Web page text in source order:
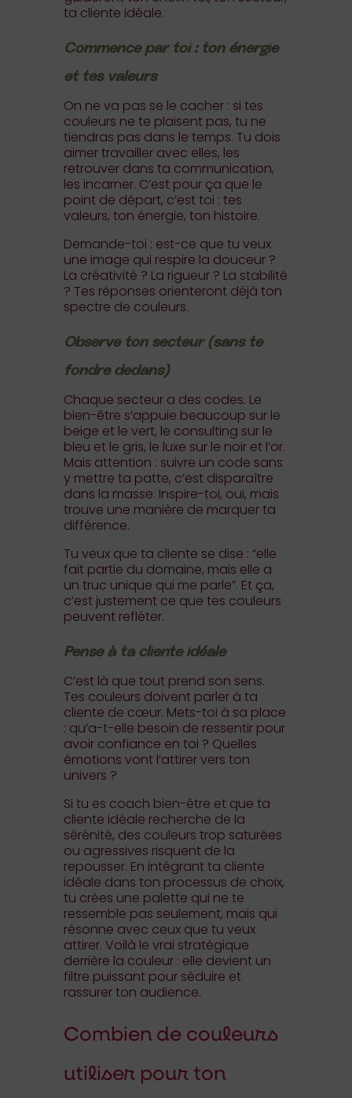
ta cliente idéale.
Commence par toi : ton énergie
et tes valeurs
On ne va pas se le cacher : si tes
couleurs ne te plaisent pas, tu ne
tiendras pas dans le temps. Tu dois
aimer travailler avec elles, les
retrouver dans ta communication,
les incarner. C’est pour ça que le
point de départ, c’est toi : tes
valeurs, ton énergie, ton histoire.
Demande-toi : est-ce que tu veux
une image qui respire la douceur ?
La créativité ? La rigueur ? La stabilité
? Tes réponses orienteront déjà ton
spectre de couleurs.
Observe ton secteur (sans te
fondre dedans)
Chaque secteur a des codes. Le
bien-être s’appuie beaucoup sur le
beige et le vert, le consulting sur le
bleu et le gris, le luxe sur le noir et l’or.
Mais attention : suivre un code sans
y mettre ta patte, c’est disparaître
dans la masse. Inspire-toi, oui, mais
trouve une manière de marquer ta
différence.
Tu veux que ta cliente se dise : “elle
fait partie du domaine, mais elle a
un truc unique qui me parle”. Et ça,
c’est justement ce que tes couleurs
peuvent refléter.
Pense à ta cliente idéale
C’est là que tout prend son sens.
Tes couleurs doivent parler à ta
cliente de cœur. Mets-toi à sa place
: qu’a-t-elle besoin de ressentir pour
avoir confiance en toi ? Quelles
émotions vont l’attirer vers ton
univers ?
Si tu es coach bien-être et que ta
cliente idéale recherche de la
sérénité, des couleurs trop saturées
ou agressives risquent de la
repousser. En intégrant ta cliente
idéale dans ton processus de choix,
tu crées une palette qui ne te
ressemble pas seulement, mais qui
résonne avec ceux que tu veux
attirer. Voilà le vrai stratégique
derrière la couleur : elle devient un
filtre puissant pour séduire et
rassurer ton audience.
Combien de couleurs
utiliser pour ton